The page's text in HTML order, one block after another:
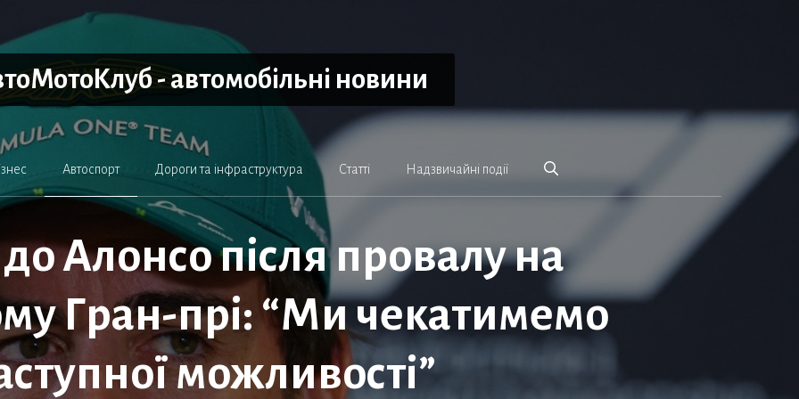
- автомобільні новини
Автоспорт Дороги та інфраструктура Статті Надзвичайні події
Алонсо після провалу на
Гран-прі: “Ми чекатимемо
можливості”